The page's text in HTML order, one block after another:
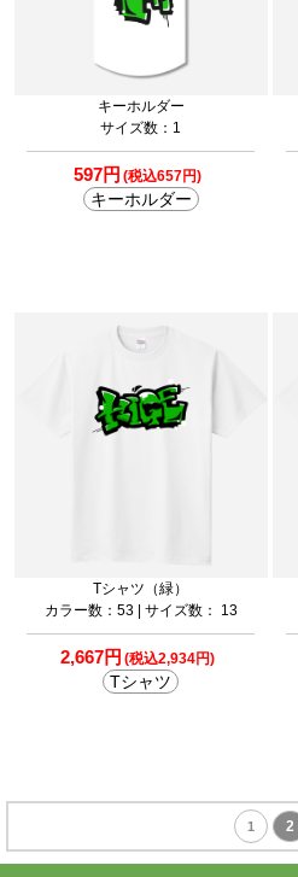
キーホルダー
サイズ数：1
597円 (税込657円)
キーホルダー
Tシャツ（緑）
カラー数：53 | サイズ数： 13
2,667円 (税込2,934円)
Tシャツ
1 2